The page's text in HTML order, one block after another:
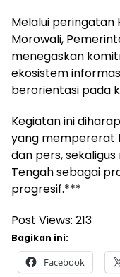
‎Melalui peringatan
Morowali,
menegaskan
ekosistem
berorientasi pada
‎Kegiatan ini
yang mempererat
dan pers,
Tengah sebagai
progresif.***
Post Views: 213
Bagikan ini:
Facebook